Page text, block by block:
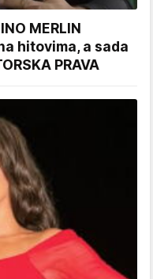
MERLIN
hitovima, a sada
PRAVA